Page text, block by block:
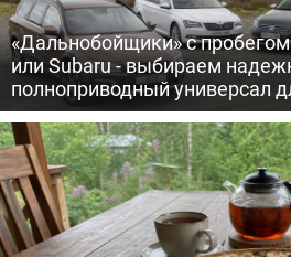
«Дальнобойщики» с
или Subaru - выбираем
полноприводный универсал